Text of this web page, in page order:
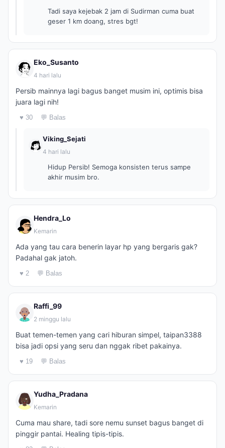
Tadi saya kejebak 2 jam di Sudirman cuma buat
geser 1 km doang, stres bgt!
Eko_Susanto
4 hari lalu
Persib mainnya lagi bagus banget musim ini, optimis bisa
juara lagi nih!
♥ 30 💬 Balas
Viking_Sejati
4 hari lalu
Hidup Persib! Semoga konsisten terus sampe
akhir musim bro.
Hendra_Lo
Kemarin
Ada yang tau cara benerin layar hp yang bergaris gak?
Padahal gak jatoh.
♥ 2 💬 Balas
Raffi_99
2 minggu lalu
Buat temen-temen yang cari hiburan simpel, taipan3388
bisa jadi opsi yang seru dan nggak ribet pakainya.
♥ 19 💬 Balas
Yudha_Pradana
Kemarin
Cuma mau share, tadi sore nemu sunset bagus banget di
pinggir pantai. Healing tipis-tipis.